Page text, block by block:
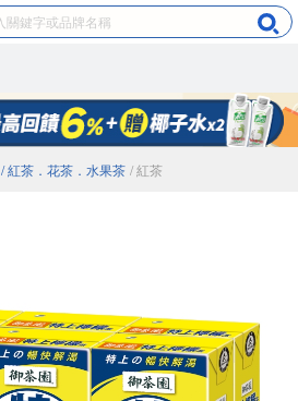
/ 紅茶．花茶．水果茶 / 紅茶